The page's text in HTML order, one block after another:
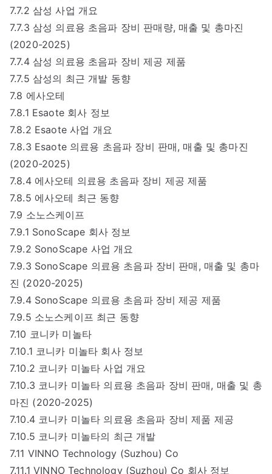
7.7.2 삼성 사업 개요
7.7.3 삼성 의료용 초음파 장비 판매량, 매출 및 총마진
(2020-2025)
7.7.4 삼성 의료용 초음파 장비 제공 제품
7.7.5 삼성의 최근 개발 동향
7.8 에사오테
7.8.1 Esaote 회사 정보
7.8.2 Esaote 사업 개요
7.8.3 Esaote 의료용 초음파 장비 판매, 매출 및 총마진
(2020-2025)
7.8.4 에사오테 의료용 초음파 장비 제공 제품
7.8.5 에사오테 최근 동향
7.9 소노스케이프
7.9.1 SonoScape 회사 정보
7.9.2 SonoScape 사업 개요
7.9.3 SonoScape 의료용 초음파 장비 판매, 매출 및 총마
진 (2020-2025)
7.9.4 SonoScape 의료용 초음파 장비 제공 제품
7.9.5 소노스케이프 최근 동향
7.10 코니카 미놀타
7.10.1 코니카 미놀타 회사 정보
7.10.2 코니카 미놀타 사업 개요
7.10.3 코니카 미놀타 의료용 초음파 장비 판매, 매출 및 총
마진 (2020-2025)
7.10.4 코니카 미놀타 의료용 초음파 장비 제품 제공
7.10.5 코니카 미놀타의 최근 개발
7.11 VINNO Technology (Suzhou) Co
7.11.1 VINNO Technology (Suzhou) Co 회사 정보